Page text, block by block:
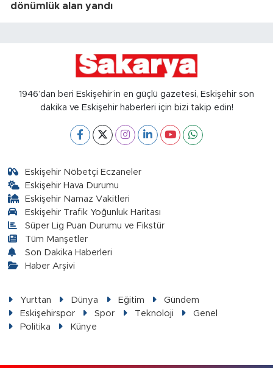
dönümlük alan yandı
1946’dan beri Eskişehir’in en güçlü gazetesi, Eskişehir son
dakika ve Eskişehir haberleri için bizi takip edin!
Eskişehir Nöbetçi Eczaneler
Eskişehir Hava Durumu
Eskişehir Namaz Vakitleri
Eskişehir Trafik Yoğunluk Haritası
Süper Lig Puan Durumu ve Fikstür
Tüm Manşetler
Son Dakika Haberleri
Haber Arşivi
Yurttan Dünya Eğitim
Gündem
Eskişehirspor
Spor Teknoloji
Genel
Politika
Künye